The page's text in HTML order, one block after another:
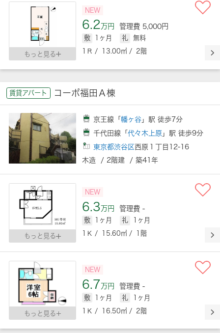
もっと見る
NEW
6.2万円 管理費 5,000円
敷 1ヶ月 礼
無料
1Ｒ / 13.00㎡ / 2階
賃貸アパート コーポ福田Ａ棟
京王線「 幡ヶ谷 」駅 徒歩7分
千代田線「代々木上原 」駅 徒歩9分
東京都渋谷区西原１丁目12-16
木造 / 2階建 / 築41年
もっと見る
NEW
6.3万円 管理費 -
敷 1ヶ月 礼
1ヶ月
1Ｋ / 15.60㎡ / 1階
もっと見る
NEW
6.7万円 管理費 -
敷 1ヶ月 礼
1ヶ月
1Ｋ / 16.50㎡ / 2階